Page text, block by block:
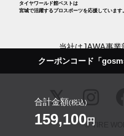
クーポンコード「
合計金額(税込)
159,100円
タイヤワールド館ベストは
宮城で活躍するプロスポーツを応援しています。
当社はJAWA事業
© TIRE